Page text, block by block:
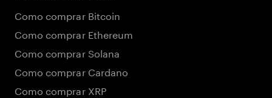
Como comprar Bitcoin
Como comprar Ethereum
Como comprar Solana
Como comprar Cardano
Como comprar XRP